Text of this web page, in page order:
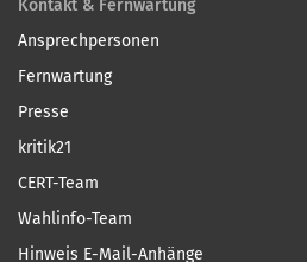
Kontakt & Fernwartung
Ansprechpersonen
Fernwartung
Presse
kritik21
CERT-Team
Wahlinfo-Team
Hinweis E-Mail-Anhänge